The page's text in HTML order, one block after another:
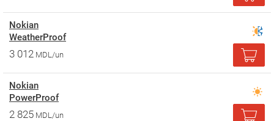
Nokian
WeatherProof
3 012 MDL/un
Nokian
PowerProof
2 825 MDL/un